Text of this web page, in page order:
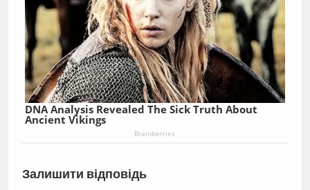
DNA Analysis Revealed The Sick Truth About
Ancient Vikings
Brainberries
Залишити відповідь